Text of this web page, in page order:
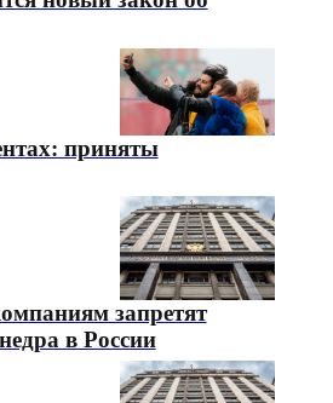
приняты
запретят
в России